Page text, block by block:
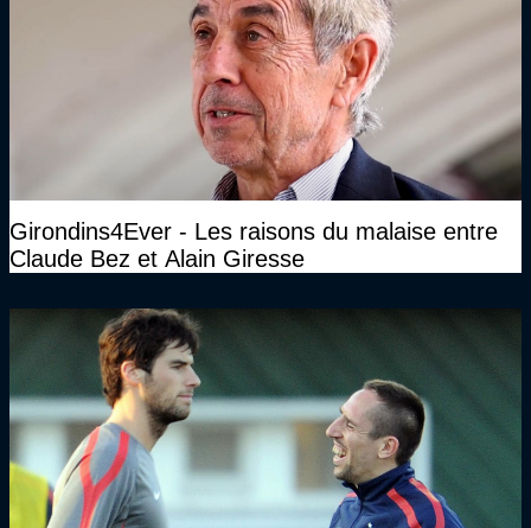
Girondins4Ever - Les raisons du malaise entre
Claude Bez et Alain Giresse